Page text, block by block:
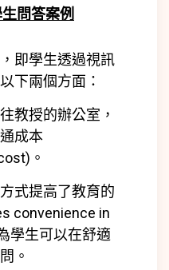
問答案例
即學生透過視訊
下兩個方面：
教授的辦公室，
成本
。
式提高了教育的
convenience in
學生可以在舒適
。